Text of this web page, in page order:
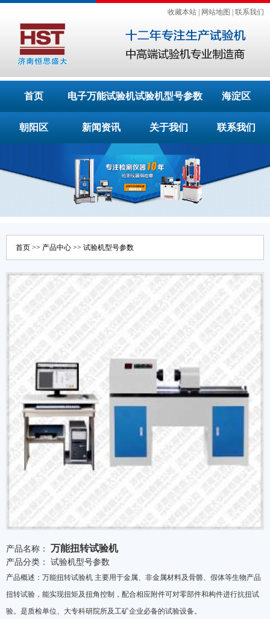
收藏本站 网站地图 联系我们
首页 电子万能试验机试验机型号参数 海淀区
朝阳区 新闻资讯 关于我们 联系我们
首页 >> 产品中心 >> 试验机型号参数
产品名称： 万能扭转试验机
产品分类： 试验机型号参数
产品概述：万能扭转试验机 主要用于金属、非金属材料及骨骼、假体等生物产品
扭转试验，能实现扭矩及扭角控制，配合相应附件可对零部件和构件进行抗扭试
验。是质检单位、大专科研院所及工矿企业必备的试验设备。